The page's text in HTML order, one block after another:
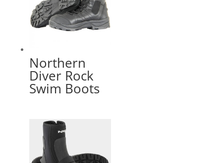
Northern
Diver Rock
Swim Boots